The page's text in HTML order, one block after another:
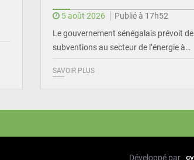
5 août 2026
Publié à 17h52
Le gouvernement sénégalais prévoit
subventions au secteur de l’énergie à…
SAVOIR PLUS
Développé par